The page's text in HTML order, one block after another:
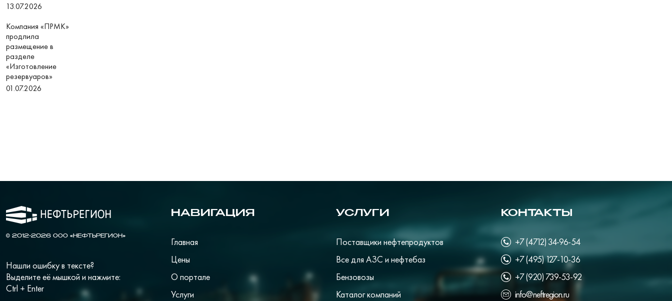
13.07.2026
Компания «ПРМК»
продлила
размещение в
разделе
«Изготовление
резервуаров»
01.07.2026
© 2012-2026 ООО «НЕФТЬРЕГИОН»
Нашли ошибку в тексте?
Выделите её мышкой и нажмите:
Ctrl + Enter
НАВИГАЦИЯ
Главная
Цены
О портале
Услуги
УСЛУГИ
Поставщики нефтепродуктов
Все для АЗС и нефтебаз
Бензовозы
Каталог компаний
КОНТАКТЫ
+7 (4712) 34-96-54
+7 (495) 127-10-36
+7 (920) 739-53-92
info@neftregion.ru